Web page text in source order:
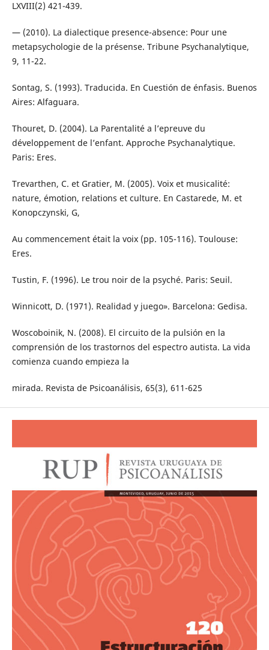
LXVIII(2) 421-439.
— (2010). La dialectique presence-absence: Pour une
metapsychologie de la présense. Tribune Psychanalytique,
9, 11-22.
Sontag, S. (1993). Traducida. En Cuestión de énfasis. Buenos
Aires: Alfaguara.
Thouret, D. (2004). La Parentalité a l’epreuve du
développement de l’enfant. Approche Psychanalytique.
Paris: Eres.
Trevarthen, C. et Gratier, M. (2005). Voix et musicalité:
nature, émotion, relations et culture. En Castarede, M. et
Konopczynski, G,
Au commencement était la voix (pp. 105-116). Toulouse:
Eres.
Tustin, F. (1996). Le trou noir de la psyché. Paris: Seuil.
Winnicott, D. (1971). Realidad y juego». Barcelona: Gedisa.
Woscoboinik, N. (2008). El circuito de la pulsión en la
comprensión de los trastornos del espectro autista. La vida
comienza cuando empieza la
mirada. Revista de Psicoanálisis, 65(3), 611-625